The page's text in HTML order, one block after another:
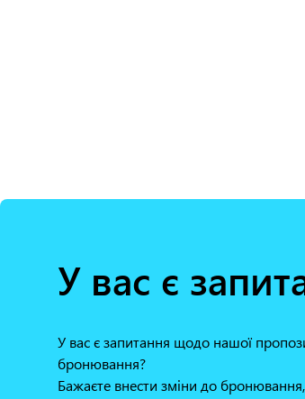
У вас є
У вас є запитання щодо нашої
бронювання?
Бажаєте внести зміни до